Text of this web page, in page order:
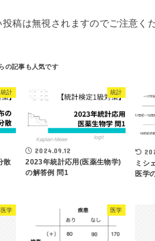
稿は無視されますのでご注意く
統計
散
統計
2024.09.12
2023年統計応用(医薬生物学)
の解答例 問1
ミシ
医学
医学 医学